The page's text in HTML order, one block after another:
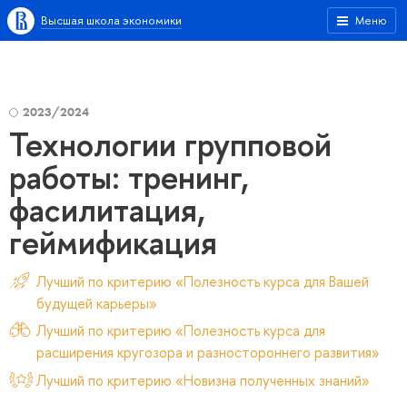
Меню
Высшая школа экономики
2023/2024
Технологии групповой
работы: тренинг,
фасилитация,
геймификация
Лучший по критерию «Полезность курса для Вашей
будущей карьеры»
Лучший по критерию «Полезность курса для
расширения кругозора и разностороннего развития»
Лучший по критерию «Новизна полученных знаний»